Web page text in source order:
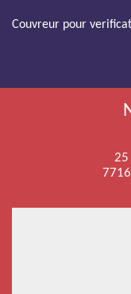
Couvreur pour
25